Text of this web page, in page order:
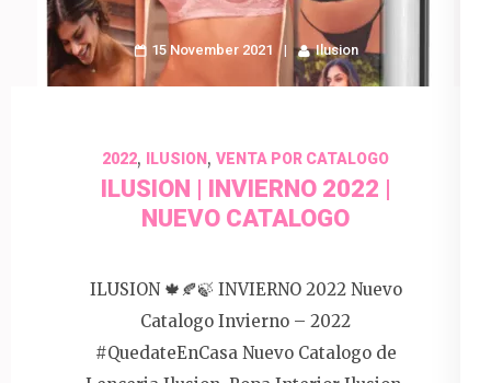
15 November 2021 Ilusion
2022, ILUSION, VENTA POR CATALOGO
ILUSION | INVIERNO 2022 |
NUEVO CATALOGO
ILUSION 🍁🍂🍃 INVIERNO 2022 Nuevo
Catalogo Invierno – 2022
#QuedateEnCasa Nuevo Catalogo de